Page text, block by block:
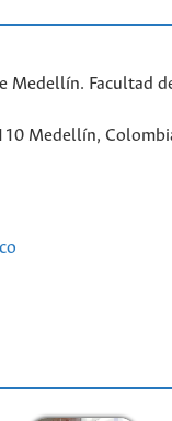
Medellín. Facultad
Medellín,